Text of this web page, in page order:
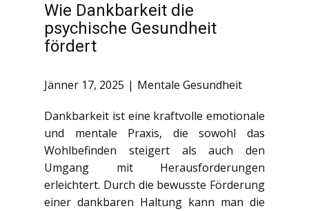
Wie Dankbarkeit die
psychische Gesundheit
fördert
Jänner 17, 2025 Mentale Gesundheit
Dankbarkeit ist eine kraftvolle emotionale
und mentale Praxis, die sowohl das
Wohlbefinden steigert als auch den
Umgang mit Herausforderungen
erleichtert. Durch die bewusste Förderung
einer dankbaren Haltung kann man die